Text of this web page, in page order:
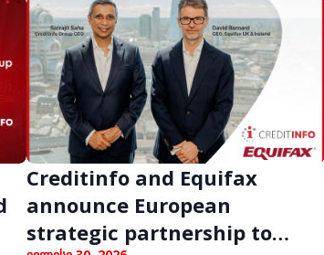
Creditinfo and Equifax
announce European
strategic partnership to